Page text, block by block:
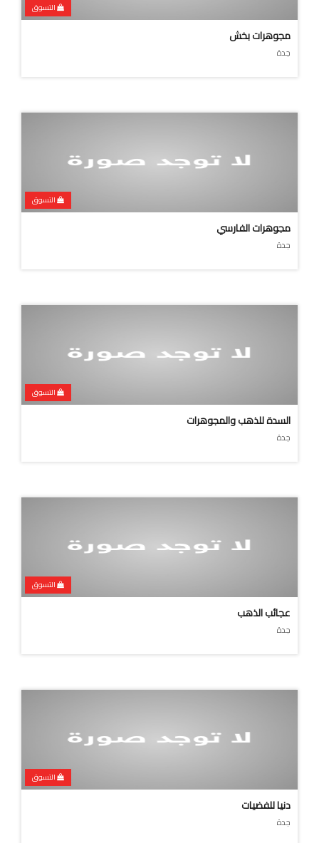
التسوق
مجوهرات بخش
جدة
التسوق
مجوهرات الفارسي
جدة
التسوق
السدة للذهب والمجوهرات
جدة
التسوق
عجائب الذهب
جدة
التسوق
دنيا للفضيات
جدة